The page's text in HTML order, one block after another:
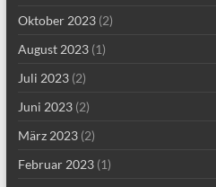
Oktober 2023(2)
August 2023(1)
Juli 2023(2)
Juni 2023(2)
März 2023(2)
Februar 2023(1)